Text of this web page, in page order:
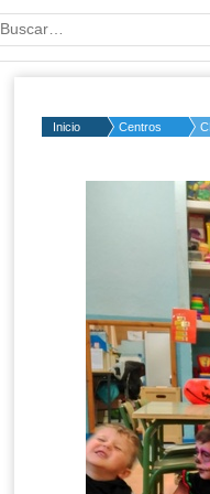
Palabra o frase:
Inicio Centros